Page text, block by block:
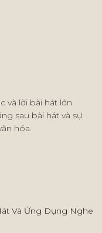
và lời bài hát lớn
sau bài hát và sự
hóa.
Và Ứng Dụng Nghe